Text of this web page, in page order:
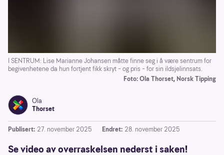
I SENTRUM: Lise Marianne Johansen måtte finne seg i å være sentrum for
begivenhetene da hun fortjent fikk skryt – og pris – for sin ildsjelinnsats.
Foto: Ola Thorset, Norsk Tipping
Ola
Thorset
Publisert: 27. november 2025 Endret: 28. november 2025
Se video av overraskelsen nederst i saken!